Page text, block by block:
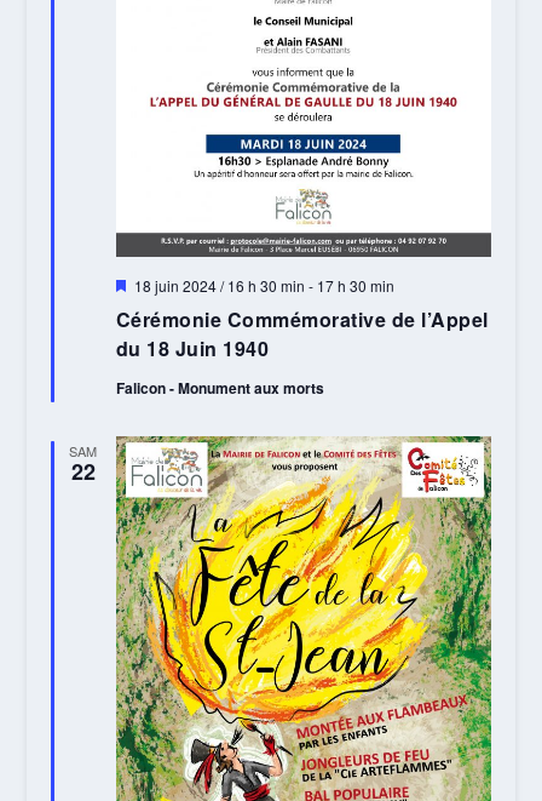
Cérémonie Commémorative de l’Appel
du 18 Juin 1940
Mis
avant
18 juin 2024 / 16 h 30 min - 17 h 30 min
Falicon - Monument aux morts
SAM
22